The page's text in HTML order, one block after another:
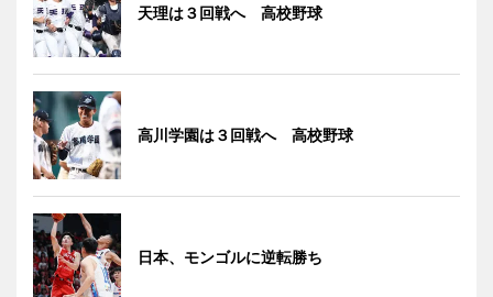
天理は３回戦へ 高校野球
高川学園は３回戦へ 高校野球
日本、モンゴルに逆転勝ち